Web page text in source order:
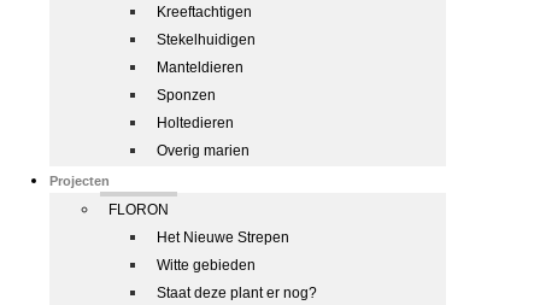
Kreeftachtigen
Stekelhuidigen
Manteldieren
Sponzen
Holtedieren
Overig marien
Projecten
FLORON
Het Nieuwe Strepen
Witte gebieden
Staat deze plant er nog?